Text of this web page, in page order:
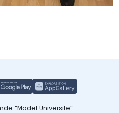
“Model Üniversite”